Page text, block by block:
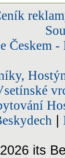
Českem
its